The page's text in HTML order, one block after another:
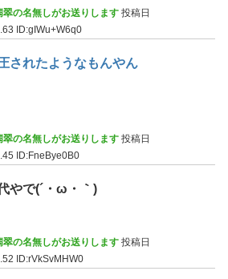
の名無しがお送りします 投稿日
ID:gIWu+W6q0
されたようなもんやん
の名無しがお送りします 投稿日
ID:FneBye0B0
やで(´・ω・｀)
の名無しがお送りします 投稿日
ID:rVkSvMHW0